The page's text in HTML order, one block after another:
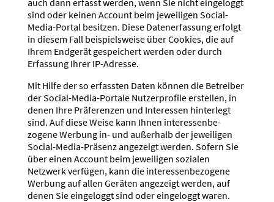
sind oder keinen Account beim jewei­ligen Social-
Media-Portal besitzen. Diese Daten­er­fassung erfolgt
in diesem Fall beispiels­weise über Cookies, die auf
Ihrem Endgerät gespei­chert werden oder durch
Erfassung Ihrer IP-Adresse.
Mit Hilfe der so erfassten Daten können die Betreiber
der Social-Media-Portale Nutzer­profile erstellen, in
denen Ihre Präfe­renzen und Inter­essen hinterlegt
sind. Auf diese Weise kann Ihnen inter­es­sen­be­
zogene Werbung in- und außerhalb der jewei­ligen
Social-Media-Präsenz angezeigt werden. Sofern Sie
über einen Account beim jewei­ligen sozialen
Netzwerk verfügen, kann die inter­es­sen­be­zogene
Werbung auf allen Geräten angezeigt werden, auf
denen Sie einge­loggt sind oder einge­loggt waren.